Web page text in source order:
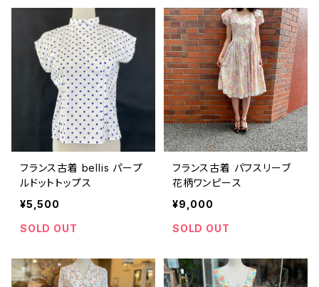
フランス古着 bellis パープ
ルドットトップス
¥5,500
SOLD OUT
フランス古着 パフスリーブ
花柄ワンピース
¥9,000
SOLD OUT